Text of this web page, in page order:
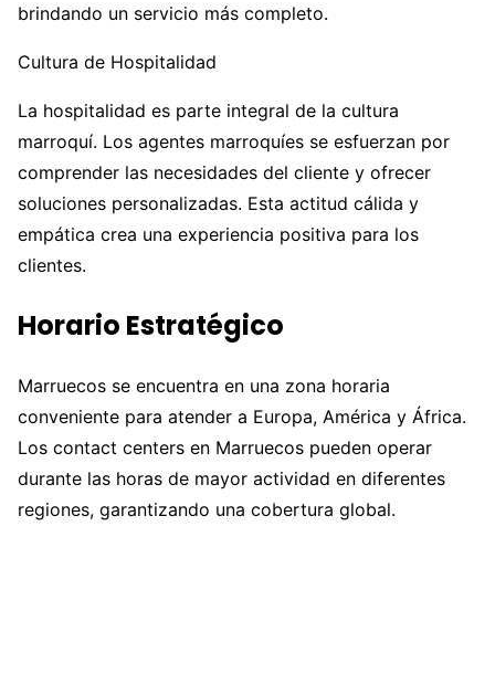
brindando un servicio más completo.
Cultura de Hospitalidad
La hospitalidad es parte integral de la cultura
marroquí. Los agentes marroquíes se esfuerzan por
comprender las necesidades del cliente y ofrecer
soluciones personalizadas. Esta actitud cálida y
empática crea una experiencia positiva para los
clientes.
Horario Estratégico
Marruecos se encuentra en una zona horaria
conveniente para atender a Europa, América y África.
Los contact centers en Marruecos pueden operar
durante las horas de mayor actividad en diferentes
regiones, garantizando una cobertura global.